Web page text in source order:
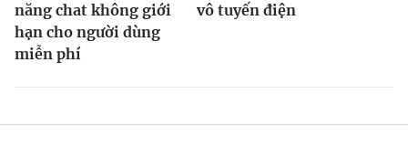
năng chat không giới
hạn cho người dùng
miễn phí
vô tuyến điện